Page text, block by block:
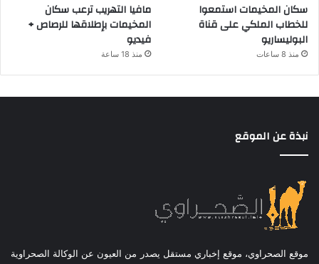
سكان المخيمات استمعوا
للخطاب الملكي على قناة
البوليساريو
منذ 8 ساعات
مافيا التهريب ترعب سكان
المخيمات بإطلاقها للرصاص +
فيديو
منذ 18 ساعة
نبذة عن الموقع
موقع الصحراوي، موقع إخباري مستقل يصدر من العيون عن الوكالة الصحراوية